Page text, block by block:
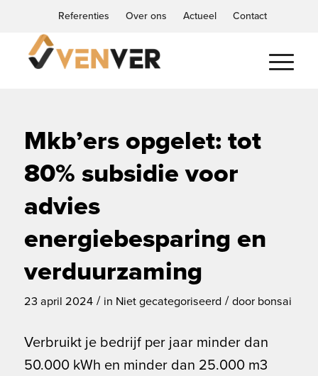
Referenties Over ons Actueel Contact
Mkb’ers opgelet: tot
80% subsidie voor
advies
energiebesparing en
verduurzaming
23 april 2024 / in Niet gecategoriseerd / door bonsai
Verbruikt je bedrijf per jaar minder dan
50.000 kWh en minder dan 25.000 m3